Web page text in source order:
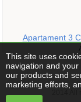
Apartament 3
This site uses
navigation and
our products and
marketing efforts,